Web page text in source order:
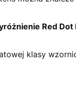
Red Dot
klasy